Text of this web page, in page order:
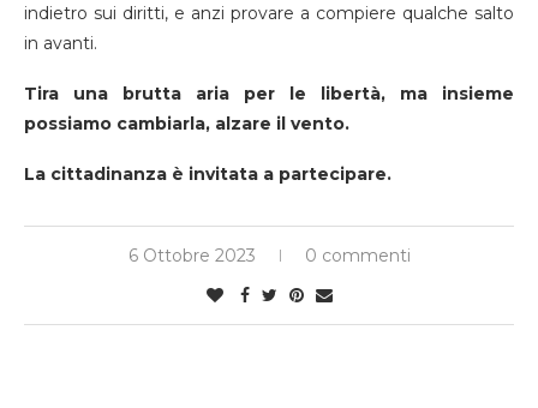
indietro sui diritti, e anzi provare a compiere qualche salto
in avanti.
Tira una brutta aria per le libertà, ma insieme
possiamo cambiarla, alzare il vento.
La cittadinanza è invitata a partecipare.
6 Ottobre 2023 0 commenti